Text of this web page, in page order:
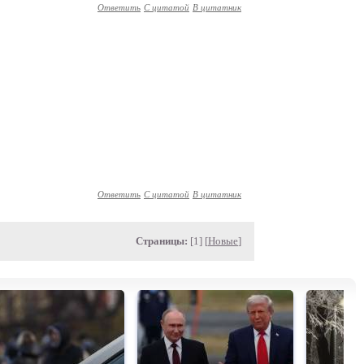
Ответить С цитатой В цитатник
Ответить С цитатой В цитатник
Страницы: [1] [Новые]